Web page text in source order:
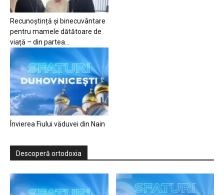
Recunoștință și binecuvântare
pentru mamele dătătoare de
viață – din partea...
Învierea Fiului văduvei din Nain
Descoperă ortodoxia